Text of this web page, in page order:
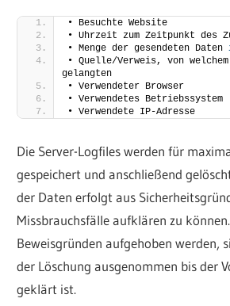
• Besuchte Website
• Uhrzeit zum Zeitpunkt des
• Menge der gesendeten Daten
• Quelle/Verweis, von
gelangten
• Verwendeter Browser
• Verwendetes Betriebssystem
• Verwendete IP-Adresse
Die Server-Logfiles werden für
gespeichert und anschließend
der Daten erfolgt aus
Missbrauchsfälle aufklären zu
Beweisgründen aufgehoben werden,
der Löschung ausgenommen bis der
geklärt ist.